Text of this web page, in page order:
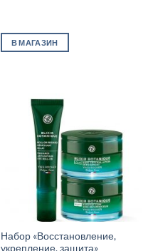
В МАГАЗИН
Набор «Восстановление,
укрепление, защита»